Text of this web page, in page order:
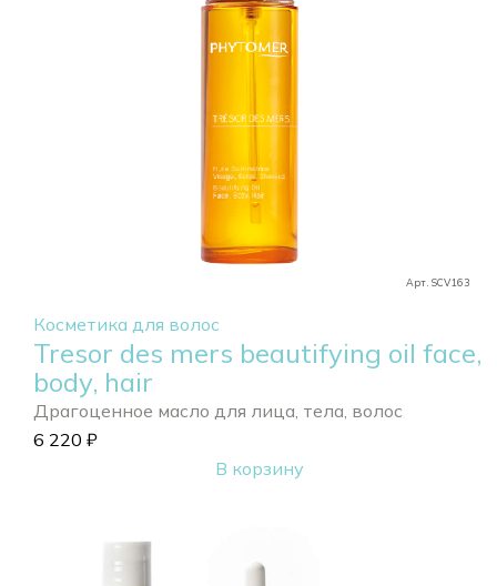
Арт. SCV163
Косметика для волос
Tresor des mers beautifying oil face,
body, hair
Драгоценное масло для лица, тела, волос
6 220 ₽
В корзину